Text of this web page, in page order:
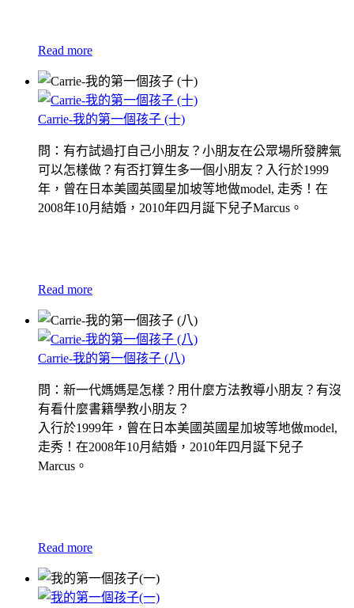
Read more
Carrie-我的第一個孩子 (十)
問：有冇試過打自己小朋友？小朋友在公眾場所發脾氣
可以怎樣做？有否打算生多一個小朋友？入行於1999
年，曾在日本美國英國星加坡等地做model, 走秀！在
2008年10月結婚，2010年四月誕下兒子Marcus。
Read more
Carrie-我的第一個孩子 (八)
問：新一代媽媽是怎樣？用什麼方法教導小朋友？有沒
有看什麼書籍學教小朋友？
入行於1999年，曾在日本美國英國星加坡等地做model,
走秀！在2008年10月結婚，2010年四月誕下兒子
Marcus。
Read more